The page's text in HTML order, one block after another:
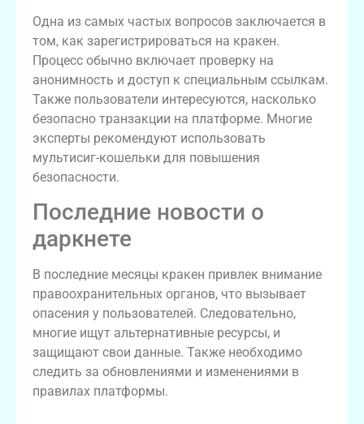
Одна из самых частых вопросов заключается в
том, как зарегистрироваться на кракен.
Процесс обычно включает проверку на
анонимность и доступ к специальным ссылкам.
Также пользователи интересуются, насколько
безопасно транзакции на платформе. Многие
эксперты рекомендуют использовать
мультисиг-кошельки для повышения
безопасности.
Последние новости о
даркнете
В последние месяцы кракен привлек внимание
правоохранительных органов, что вызывает
опасения у пользователей. Следовательно,
многие ищут альтернативные ресурсы, и
защищают свои данные. Также необходимо
следить за обновлениями и изменениями в
правилах платформы.